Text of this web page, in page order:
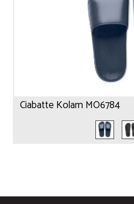
Ciabatte Kolam MO6784